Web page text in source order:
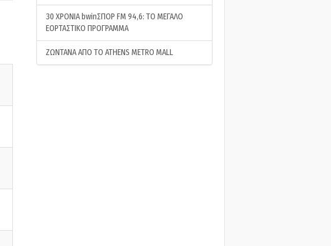
30 ΧΡΟΝΙΑ bwinΣΠΟΡ FM 94,6: ΤΟ ΜΕΓΑΛΟ
ΕΟΡΤΑΣΤΙΚΟ ΠΡΟΓΡΑΜΜΑ
ΖΩΝΤΑΝΑ ΑΠΟ ΤΟ ATHENS METRO MALL